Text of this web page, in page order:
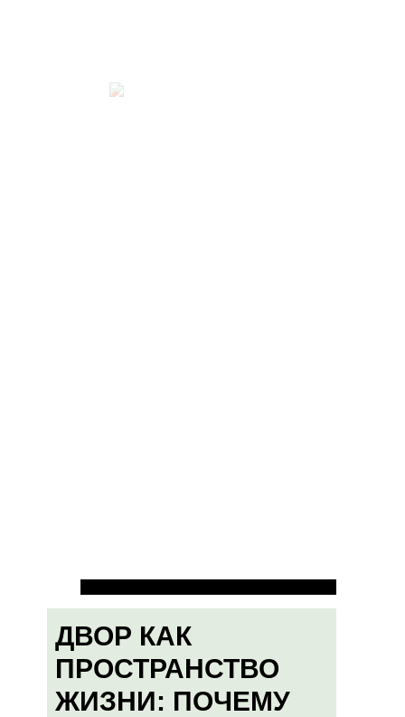
ДВОР КАК
ПРОСТРАНСТВО
ЖИЗНИ: ПОЧЕМУ